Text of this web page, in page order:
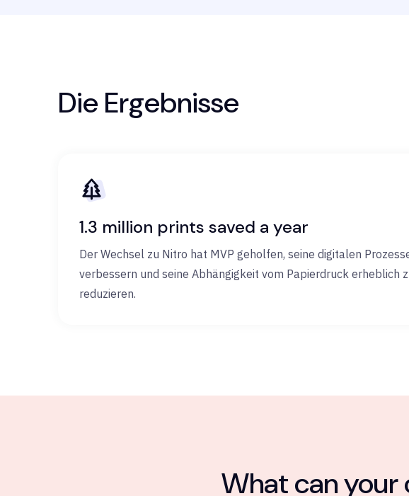
Die Ergebnisse
1.3 million prints saved a year
Der Wechsel zu Nitro hat MVP geholfen, seine digitalen
verbessern und seine Abhängigkeit vom Papierdruck erheblich
reduzieren.
What can your